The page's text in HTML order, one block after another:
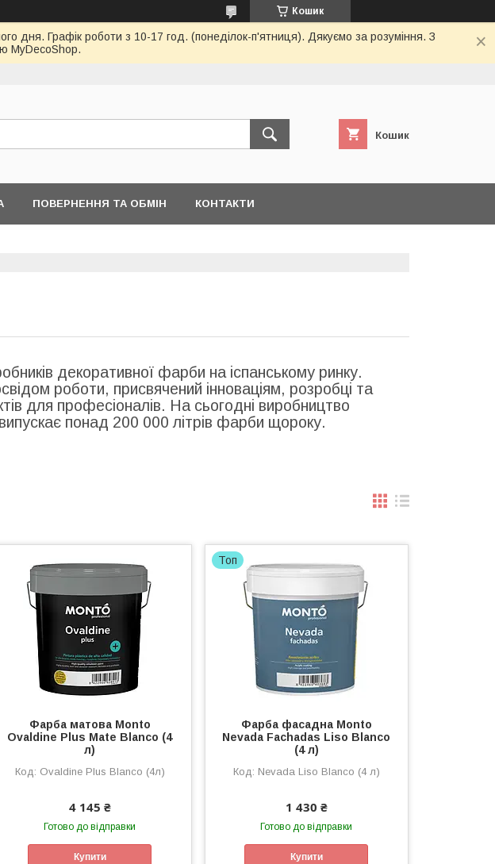
Кошик
дня. Графік роботи з 10-17 год. (понеділок-п'ятниця). Дякуємо за розуміння. З
MyDecoShop.
Кошик
ПОВЕРНЕННЯ ТА ОБМІН КОНТАКТИ
декоративної фарби на іспанському ринку.
роботи, присвячений інноваціям, розробці та
для професіоналів. На сьогодні виробництво
понад 200 000 літрів фарби щороку.
Фарба матова Monto
Ovaldine Plus Mate Blanco (4
л)
Ovaldine Plus Blanco (4л)
4 145 ₴
Готово до відправки
Купити
Топ
Фарба фасадна Monto
Nevada Fachadas Liso Blanco
(4 л)
Nevada Liso Blanco (4 л)
1 430 ₴
Готово до відправки
Купити